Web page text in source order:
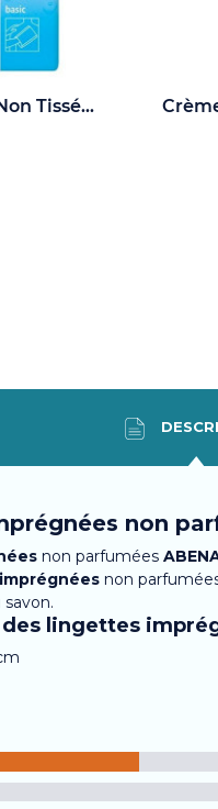
Tissé...
non
non parfumées
imprégnées non
lingettes